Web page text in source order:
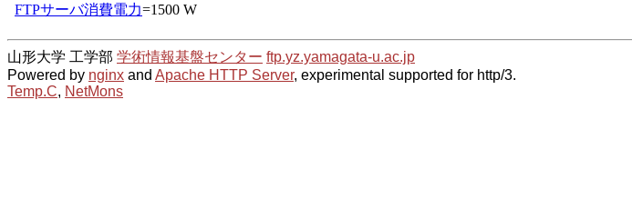
山形大学 工学部 学術情報基盤センター ftp.yz.yamagata-u.ac.jp
Powered by nginx and Apache HTTP Server, experimental supported for http/3.
Temp.C, NetMons